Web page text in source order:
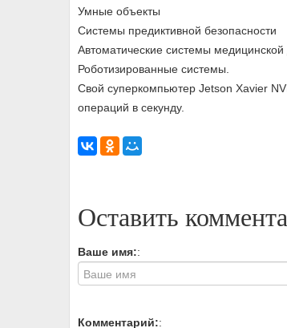
Умные объекты
Системы предиктивной безопасности
Автоматические системы медицинской
Роботизированные системы.
Свой суперкомпьютер Jetson Xavier
операций в секунду.
Оставить
Ваше имя::
Комментарий::